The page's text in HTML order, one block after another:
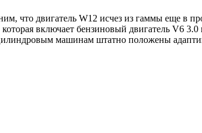
что двигатель W12 исчез из гаммы еще в
включает бензиновый двигатель V6
машинам штатно положены